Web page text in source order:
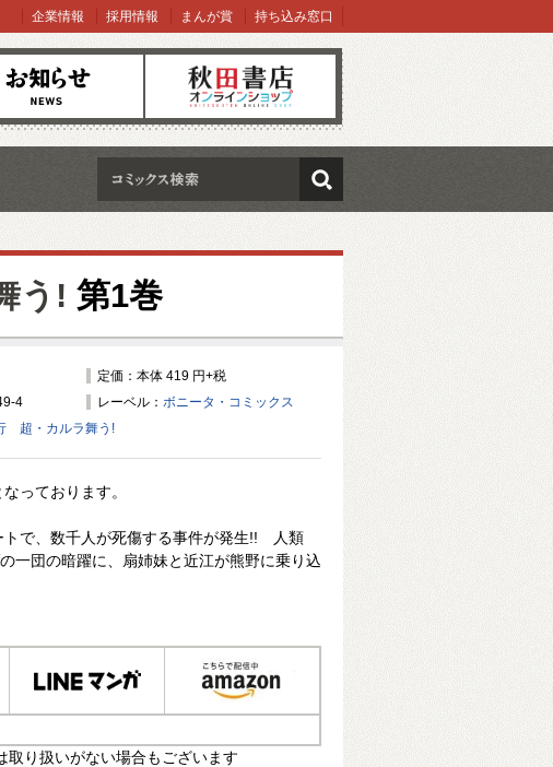
オンラインショップ
企業情報 採用情報 まんが賞 持ち込み窓口
検索
う! 第1巻
定価：本体 419 円+税
4
レーベル： ボニータ・コミックス
超・カルラ舞う!
っております。
トで、数千人が死傷する事件が発生!! 人類
一団の暗躍に、扇姉妹と近江が熊野に乗り込
り扱いがない場合もございます